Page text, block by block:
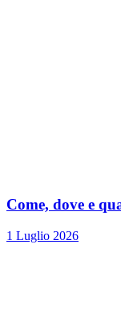
Come, dove e
1 Luglio 2026